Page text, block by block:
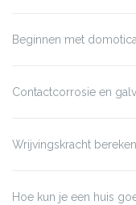
Beginnen met
Contactcorrosie en
Wrijvingskracht
Hoe kun je een huis